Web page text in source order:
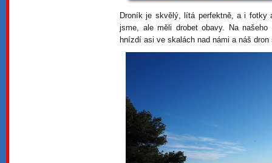
Droník je skvělý, lítá perfektně, a i fotky
jsme, ale měli drobet obavy. Na
hnízdí asi ve skalách nad námi a náš